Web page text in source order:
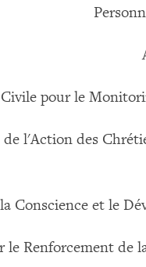
pour le
l'Action des
Conscience et le
le Renforcement de